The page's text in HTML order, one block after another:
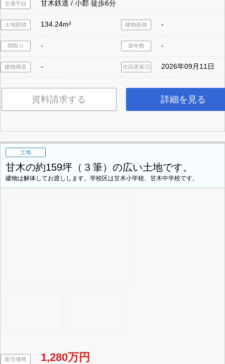
交通手段 甘木鉄道 / 小郡 徒歩6分
土地面積 134.24m² 建物面積 -
間取り - 築年数 -
建物構造 - 次回更新日 2026年09月11日
資料請求する 詳細を見る
土地
甘木の約159坪（３筆）の広い土地です。
建物は解体してお渡しします。学校区は甘木小学校、甘木中学校です。
販売価格 1,280万円